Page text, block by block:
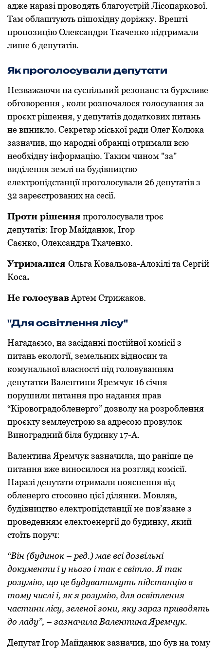
адже наразі проводять благоустрій Лісопаркової.
Там облаштують пішохідну доріжку. Врешті
пропозицію Олександри Ткаченко підтримали
лише 6 депутатів.
Як проголосували депутати
Незважаючи на суспільний резонанс та бурхливе
обговорення , коли розпочалося голосування за
проєкт рішення, у депутатів додаткових питань
не виникло. Секретар міської ради Олег Колюка
зазначив, що народні обранці отримали всю
необхідну інформацію. Таким чином "за"
виділення землі на будівництво
електропідстанції проголосували 26 депутатів з
32 зареєстрованих на сесії.
Проти рішення проголосували троє
депутатів: Ігор Майданюк, Ігор
Саєнко, Олександра Ткаченко.
Утрималися Ольга Ковальова-Алокілі та Сергій
Коса.
Не голосувавАртем Стрижаков.
"Для освітлення лісу"
Нагадаємо, на засіданні постійної комісії з
питань екології, земельних відносин та
комунальної власності під головуванням
депутатки Валентини Яремчук 16 січня
порушили питання про надання прав
“Кіровоградобленерго” дозволу на розроблення
проєкту землеустрою за адресою провулок
Виноградний біля будинку 17-А.
Валентина Яремчук зазначила, що раніше це
питання вже виносилося на розгляд комісії.
Наразі депутати отримали пояснення від
обленерго стосовно цієї ділянки. Мовляв,
будівництво електропідстанції не пов’язане з
проведенням електоенергії до будинку, який
стоїть поруч:
“Він (будинок – ред.) має всі дозвільні
документи і у нього і так є світло. Я так
розумію, що це будуватимуть підстанцію в
тому числі і, як я розумію, для освітлення
частини лісу, зеленої зони, яку зараз приводять
до ладу”, – зазначила Валентина Яремчук.
Депутат Ігор Майданюк зазначив, що був на тому